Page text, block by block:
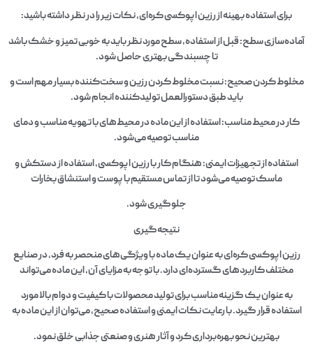
برای استفاده بهینه از رزین اپوکسی کره‌ای، نکات زیر را در نظر داشته باشید:
آماده‌سازی سطح: قبل از استفاده، سطح مورد نظر باید به خوبی تمیز و خشک باشد
تا چسبندگی بهتری حاصل شود.
مخلوط کردن صحیح: نسبت مخلوط کردن رزین و سخت‌کننده بسیار مهم است و
باید طبق دستورالعمل تولیدکننده انجام شود.
کار در محیط مناسب: استفاده از این ماده در محیط‌های با تهویه مناسب و دمای
مناسب توصیه می‌شود.
استفاده از تجهیزات ایمنی: هنگام کار با رزین اپوکسی، استفاده از دستکش و
ماسک توصیه می‌شود تا از تماس مستقیم با پوست و استنشاق بخارات
جلوگیری شود.
نتیجه‌گیری
رزین اپوکسی کره‌ای به عنوان یک ماده با ویژگی‌های منحصر به فرد، در صنایع
مختلف کاربردهای گسترده‌ای دارد. با توجه به مزایای آن، این ماده می‌تواند
به عنوان یک گزینه مناسب برای تولید محصولات با کیفیت و دوام بالا مورد
استفاده قرار گیرد. با رعایت نکات ایمنی و استفاده صحیح، می‌توان از این ماده به
بهترین نحو بهره‌برداری کرد و آثار هنری و صنعتی جذابی خلق نمود.